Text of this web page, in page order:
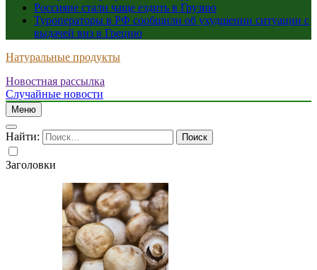
Россияне стали чаще ездить в Грузию
Туроператоры в РФ сообщили об ухудшении ситуации с
выдачей виз в Грецию
Натуральные продукты
Новостная рассылка
Случайные новости
Меню
Найти:
Заголовки